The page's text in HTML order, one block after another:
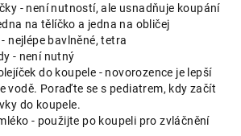
- není nutností, ale usnadňuje koupání
na tělíčko a jedna na obličej
nejlépe bavlněné, tetra
- není nutný
do koupele - novorozence je lepší
vodě. Poraďte se s pediatrem, kdy začít
do koupele.
- použijte po koupeli pro zvláčnění